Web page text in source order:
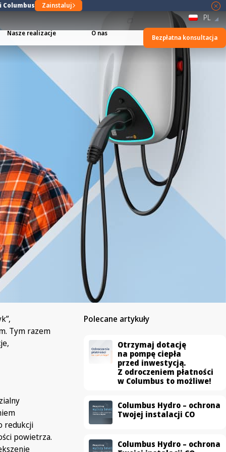
Zainstaluj
PL
Nasze realizacje O nas
Bezpłatna konsultacja
Tym razem
redukcji
powietrza.
Polecane artykuły
Otrzymaj dotację
na pompę ciepła
przed inwestycją.
Z odroczeniem płatności
w Columbus to możliwe!
Columbus Hydro – ochrona
Twojej instalacji CO
Columbus Hydro – ochrona